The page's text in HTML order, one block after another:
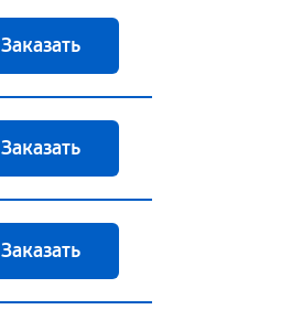
Заказать
Заказать
Заказать